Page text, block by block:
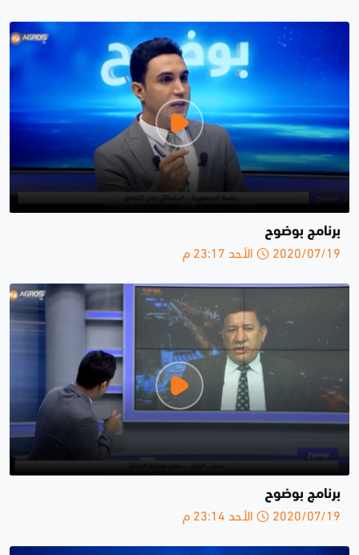
برنامج بوضوح
2020/07/19 الأحد 23:17 م
برنامج بوضوح
2020/07/19 الأحد 23:14 م